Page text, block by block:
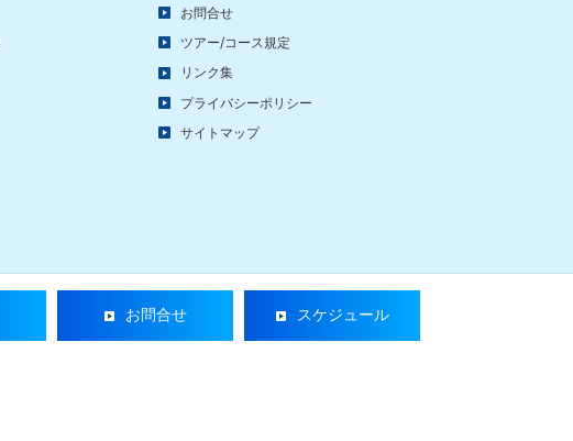
お問合せ
ツアー/コース規定
リンク集
プライバシーポリシー
サイトマップ
お問合せ スケジュール